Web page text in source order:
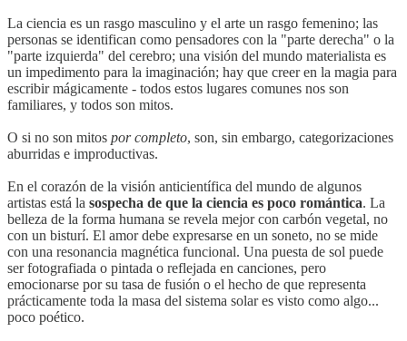
La ciencia es un rasgo masculino y el arte un rasgo femenino; las
personas se identifican como pensadores con la "parte derecha" o la
"parte izquierda" del cerebro; una visión del mundo materialista es
un impedimento para la imaginación; hay que creer en la magia para
escribir mágicamente - todos estos lugares comunes nos son
familiares, y todos son mitos.
O si no son mitos por completo, son, sin embargo, categorizaciones
aburridas e improductivas.
En el corazón de la visión anticientífica del mundo de algunos
artistas está la sospecha de que la ciencia es poco romántica. La
belleza de la forma humana se revela mejor con carbón vegetal, no
con un bisturí. El amor debe expresarse en un soneto, no se mide
con una resonancia magnética funcional. Una puesta de sol puede
ser fotografiada o pintada o reflejada en canciones, pero
emocionarse por su tasa de fusión o el hecho de que representa
prácticamente toda la masa del sistema solar es visto como algo...
poco poético.